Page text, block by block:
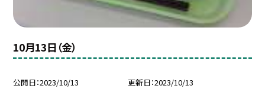
10月13日（金）
公開日 2023/10/13 更新日 2023/10/13